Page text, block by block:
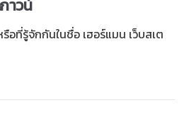
าวน์
อที่รู้จักกันในชื่อ เฮอร์แมน เว็บสเต